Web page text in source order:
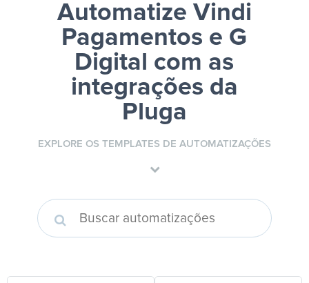
Automatize Vindi
Pagamentos e G
Digital com as
integrações da
Pluga
EXPLORE OS TEMPLATES DE AUTOMATIZAÇÕES